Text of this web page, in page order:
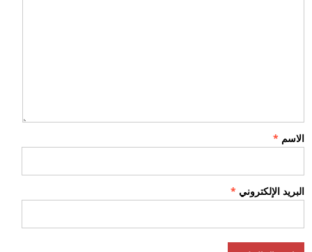
الاسم *
البريد الإلكتروني *